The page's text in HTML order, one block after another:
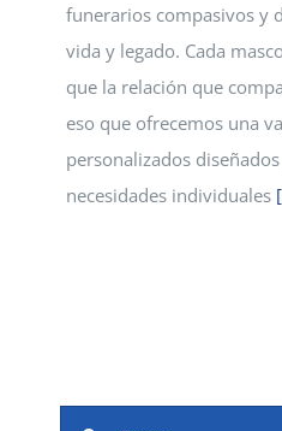
funerarios compasivos y
vida y legado. Cada
que la relación que
eso que ofrecemos una
personalizados
necesidades individuales